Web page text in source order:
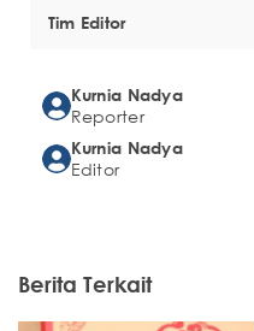
Tim Editor
Kurnia Nadya
Reporter
Kurnia Nadya
Editor
Berita Terkait